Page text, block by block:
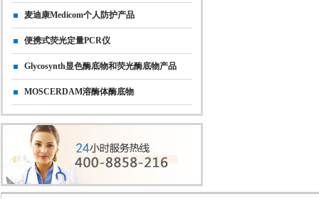
麦迪康Medicom个人防护产品
便携式荧光定量PCR仪
Glycosynth显色酶底物和荧光酶底物产品
MOSCERDAM溶酶体酶底物